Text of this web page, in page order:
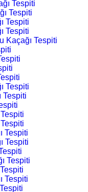
Tespiti
Tespiti
Tespiti
Tespiti
Kaçağı Tespiti
Tespiti
Tespiti
Tespiti
Tespiti
Tespiti
Tespiti